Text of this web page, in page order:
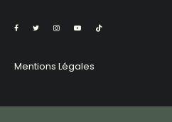
Mentions Légales